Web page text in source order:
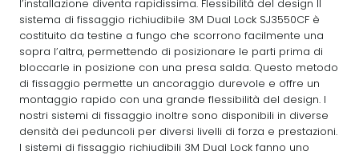
l’installazione diventa rapidissima. Flessibilità del design Il
sistema di fissaggio richiudibile 3M Dual Lock SJ3550CF è
costituito da testine a fungo che scorrono facilmente una
sopra l’altra, permettendo di posizionare le parti prima di
bloccarle in posizione con una presa salda. Questo metodo
di fissaggio permette un ancoraggio durevole e offre un
montaggio rapido con una grande flessibilità del design. I
nostri sistemi di fissaggio inoltre sono disponibili in diverse
densità dei peduncoli per diversi livelli di forza e prestazioni.
I sistemi di fissaggio richiudibili 3M Dual Lock fanno uno